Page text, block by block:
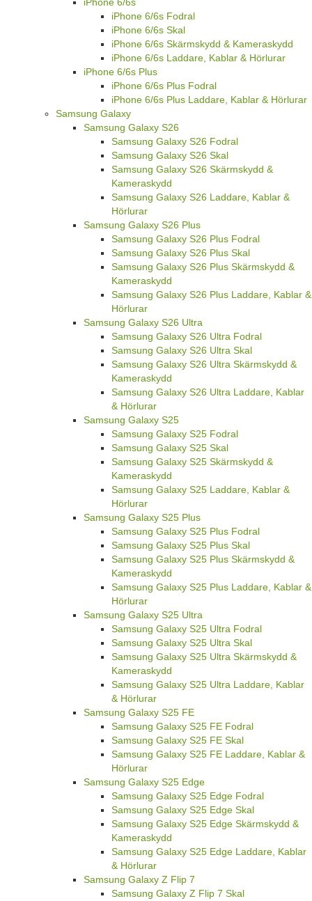
iPhone 6/6s
iPhone 6/6s Fodral
iPhone 6/6s Skal
iPhone 6/6s Skärmskydd & Kameraskydd
iPhone 6/6s Laddare, Kablar & Hörlurar
iPhone 6/6s Plus
iPhone 6/6s Plus Fodral
iPhone 6/6s Plus Laddare, Kablar & Hörlurar
Samsung Galaxy
Samsung Galaxy S26
Samsung Galaxy S26 Fodral
Samsung Galaxy S26 Skal
Samsung Galaxy S26 Skärmskydd &
Kameraskydd
Samsung Galaxy S26 Laddare, Kablar &
Hörlurar
Samsung Galaxy S26 Plus
Samsung Galaxy S26 Plus Fodral
Samsung Galaxy S26 Plus Skal
Samsung Galaxy S26 Plus Skärmskydd &
Kameraskydd
Samsung Galaxy S26 Plus Laddare, Kablar &
Hörlurar
Samsung Galaxy S26 Ultra
Samsung Galaxy S26 Ultra Fodral
Samsung Galaxy S26 Ultra Skal
Samsung Galaxy S26 Ultra Skärmskydd &
Kameraskydd
Samsung Galaxy S26 Ultra Laddare, Kablar
& Hörlurar
Samsung Galaxy S25
Samsung Galaxy S25 Fodral
Samsung Galaxy S25 Skal
Samsung Galaxy S25 Skärmskydd &
Kameraskydd
Samsung Galaxy S25 Laddare, Kablar &
Hörlurar
Samsung Galaxy S25 Plus
Samsung Galaxy S25 Plus Fodral
Samsung Galaxy S25 Plus Skal
Samsung Galaxy S25 Plus Skärmskydd &
Kameraskydd
Samsung Galaxy S25 Plus Laddare, Kablar &
Hörlurar
Samsung Galaxy S25 Ultra
Samsung Galaxy S25 Ultra Fodral
Samsung Galaxy S25 Ultra Skal
Samsung Galaxy S25 Ultra Skärmskydd &
Kameraskydd
Samsung Galaxy S25 Ultra Laddare, Kablar
& Hörlurar
Samsung Galaxy S25 FE
Samsung Galaxy S25 FE Fodral
Samsung Galaxy S25 FE Skal
Samsung Galaxy S25 FE Laddare, Kablar &
Hörlurar
Samsung Galaxy S25 Edge
Samsung Galaxy S25 Edge Fodral
Samsung Galaxy S25 Edge Skal
Samsung Galaxy S25 Edge Skärmskydd &
Kameraskydd
Samsung Galaxy S25 Edge Laddare, Kablar
& Hörlurar
Samsung Galaxy Z Flip 7
Samsung Galaxy Z Flip 7 Skal